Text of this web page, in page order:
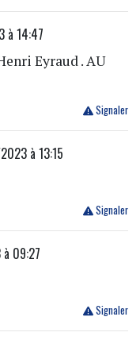
à 14:47
Eyraud . AU
Signaler
à 13:15
Signaler
09:27
Signaler